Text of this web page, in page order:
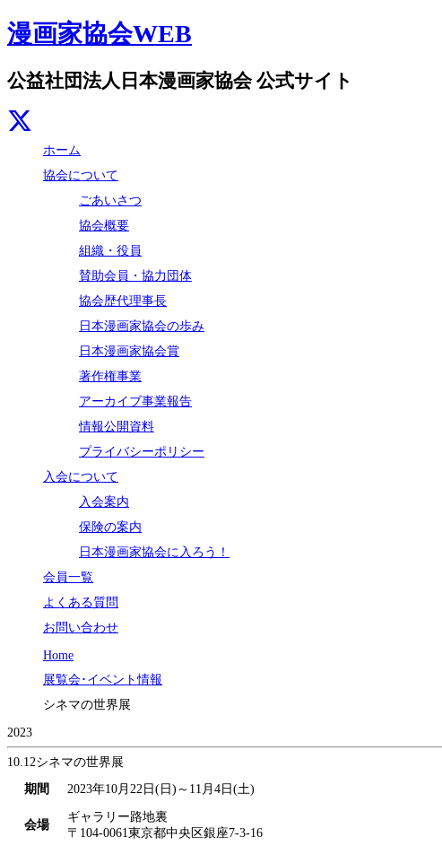
漫画家協会WEB
公益社団法人日本漫画家協会 公式サイト
ホーム
協会について
ごあいさつ
協会概要
組織・役員
賛助会員・協力団体
協会歴代理事長
日本漫画家協会の歩み
日本漫画家協会賞
著作権事業
アーカイブ事業報告
情報公開資料
プライバシーポリシー
入会について
入会案内
保険の案内
日本漫画家協会に入ろう！
会員一覧
よくある質問
お問い合わせ
Home
展覧会･イベント情報
シネマの世界展
2023
10.12シネマの世界展
期間
2023年10月22日(日)～11月4日(土)
会場
ギャラリー路地裏
〒104-0061東京都中央区銀座7-3-16